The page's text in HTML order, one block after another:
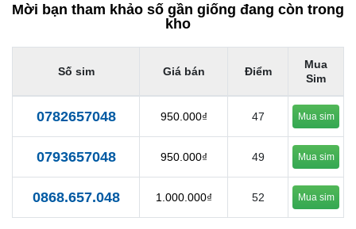
Mời bạn tham khảo số gần giống đang còn trong
kho
Số sim Giá bán Điểm
Mua
Sim
0782657048 950.000₫ 47 Mua sim
0793657048 950.000₫ 49 Mua sim
0868.657.048 1.000.000₫ 52 Mua sim